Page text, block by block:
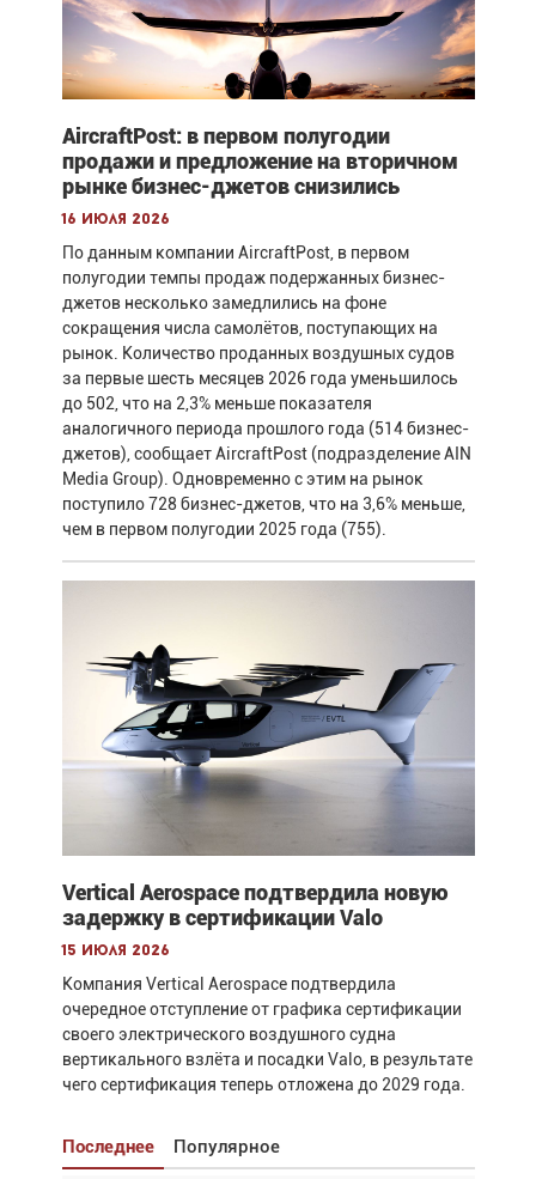
AircraftPost: в первом полугодии
продажи и предложение на вторичном
рынке бизнес-джетов снизились
16 июля 2026
По данным компании AircraftPost, в первом
полугодии темпы продаж подержанных бизнес-
джетов несколько замедлились на фоне
сокращения числа самолётов, поступающих на
рынок. Количество проданных воздушных судов
за первые шесть месяцев 2026 года уменьшилось
до 502, что на 2,3% меньше показателя
аналогичного периода прошлого года (514 бизнес-
джетов), сообщает AircraftPost (подразделение AIN
Media Group). Одновременно с этим на рынок
поступило 728 бизнес-джетов, что на 3,6% меньше,
чем в первом полугодии 2025 года (755).
Vertical Aerospace подтвердила новую
задержку в сертификации Valo
15 июля 2026
Компания Vertical Aerospace подтвердила
очередное отступление от графика сертификации
своего электрического воздушного судна
вертикального взлёта и посадки Valo, в результате
чего сертификация теперь отложена до 2029 года.
Последнее Популярное